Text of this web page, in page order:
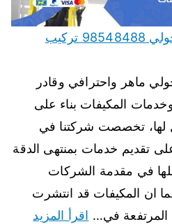
فني تكييف هندي ميدان حولي 98548488 تركيب
ماهر واحترافي وقادر
المكيفات بناء على
لها، تخصصت شركتنا في
تقديم خدمات بمنتهى الدقة
في مقدمة الشركات
ان المكيفات قد انتشرت
المرتفعة في… اقرأ المزيد